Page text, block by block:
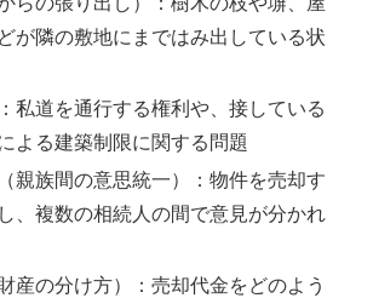
が隣の敷地にまではみ出している状
私道を通行する権利や、接している
よる建築制限に関する問題
親族間の意思統一）：物件を売却す
、複数の相続人の間で意見が分かれ
産の分け方）：売却代金をどのよう